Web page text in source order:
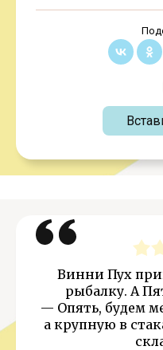
Винни Пух
рыбалку. А
— Опять, будем
а крупную в